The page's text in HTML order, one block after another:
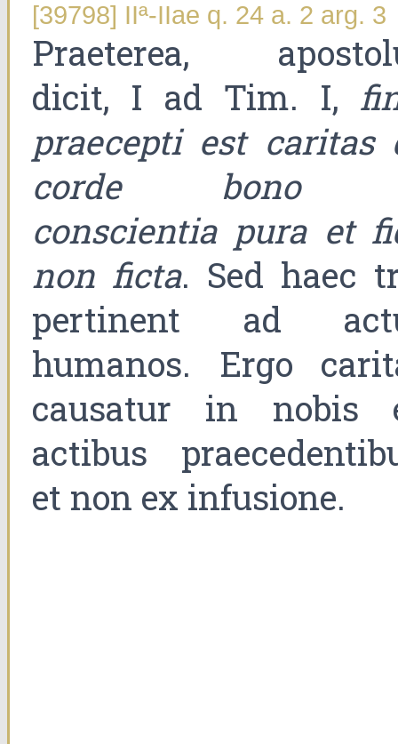
[39798] IIª-IIae q. 24 a. 2 arg. 3
Praeterea,
dicit, I ad Tim. I,
praecepti est caritas
corde bono
conscientia pura et
non ficta. Sed haec
pertinent ad
humanos. Ergo
causatur in nobis
actibus
et non ex infusione.